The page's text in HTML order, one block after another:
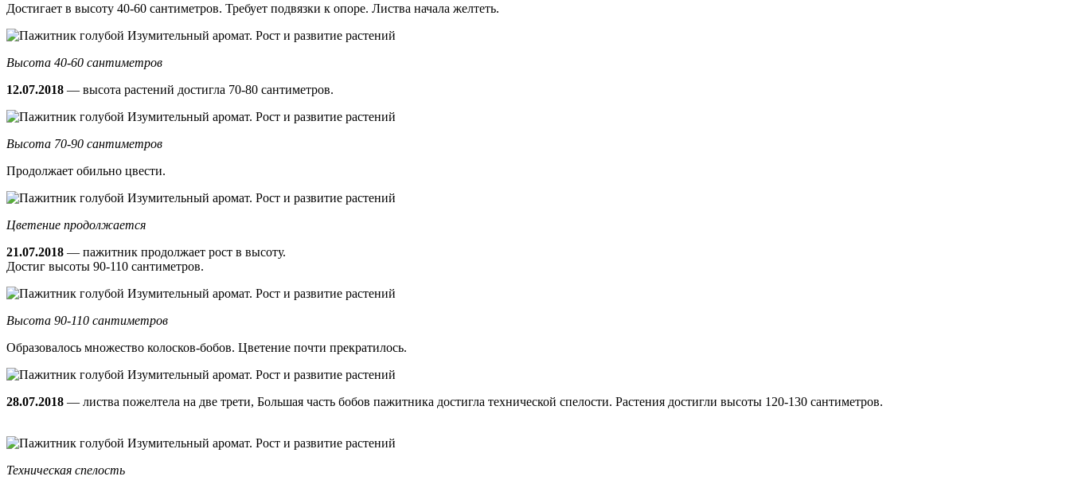
Достигает в высоту 40-60 сантиметров. Требует подвязки к опоре. Листва начала желтеть.
Высота 40-60 сантиметров
12.07.2018 — высота растений достигла 70-80 сантиметров.
Высота 70-90 сантиметров
Продолжает обильно цвести.
Цветение продолжается
21.07.2018 — пажитник продолжает рост в высоту.
Достиг высоты 90-110 сантиметров.
Высота 90-110 сантиметров
Образовалось множество колосков-бобов. Цветение почти прекратилось.
28.07.2018 — листва пожелтела на две трети, Большая часть бобов пажитника достигла технической спелости. Растения достигли высоты 120-130 сантиметров.
Техническая спелость